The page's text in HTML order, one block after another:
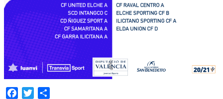
Facebook
Twitter